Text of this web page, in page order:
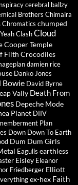
cerebral ballzy
Brothers Chimaira
Chromatics chumped
ClashCloud
Cooper Temple
Filth Crocodiles
damien rice
Danko Jones
Bowie David Byrne
Vally Death From
Depeche Mode
Planet DIIV
Plan
Down Down To Earth
Dum Dum Girls
Eagulls earthless
Eisley Eleanor
Friedberger Elliott
ex-hex Faith